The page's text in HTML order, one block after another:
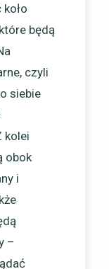
będą
czyli
siebie
kolei
obok
i
–